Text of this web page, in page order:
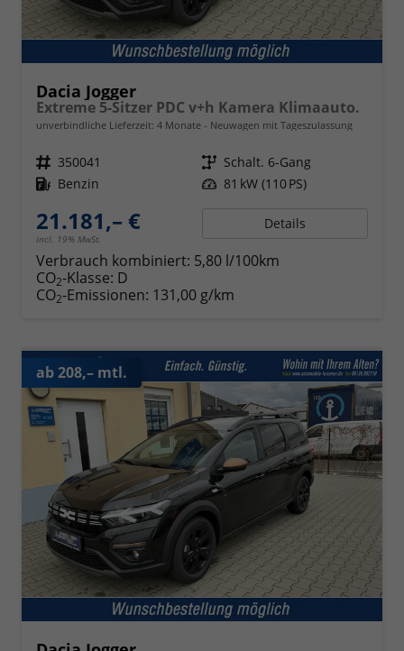
Dacia Jogger
Extreme 5-Sitzer PDC v+h Kamera Klimaauto.
unverbindliche Lieferzeit: 4 Monate Neuwagen mit Tageszulassung
Fahrzeugnr. 350041 Getriebe Schalt. 6-Gang
Kraftstoff Benzin Leistung 81 kW (110 PS)
21.181,– €
incl. 19% MwSt.
Details
Verbrauch kombiniert: 5,80 l/100km
CO2-Klasse: D
CO2-Emissionen: 131,00 g/km
ab 208,– mtl.